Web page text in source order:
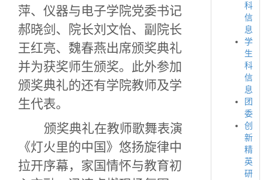
萍、仪器与电子学院党委书记
郝晓剑、院长刘文怡、副院长
王红亮、魏春燕出席颁奖典礼
并为获奖师生颁奖。此外参加
颁奖典礼的还有学院教师及学
生代表。
颁奖典礼在教师歌舞表演
《灯火里的中国》悠扬旋律中
拉开序幕，家国情怀与教育初
科
信
息
学
生
科
信
息
团
委
创
新
精
英
研